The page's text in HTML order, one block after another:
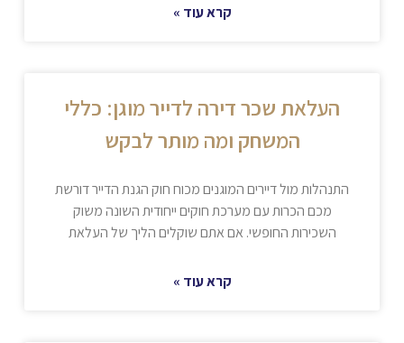
קרא עוד »
העלאת שכר דירה לדייר מוגן: כללי
המשחק ומה מותר לבקש
התנהלות מול דיירים המוגנים מכוח חוק הגנת הדייר דורשת
מכם הכרות עם מערכת חוקים ייחודית השונה משוק
השכירות החופשי. אם אתם שוקלים הליך של העלאת
קרא עוד »